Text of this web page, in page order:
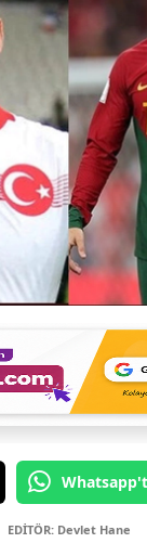
EDİTÖR: Devlet Hane